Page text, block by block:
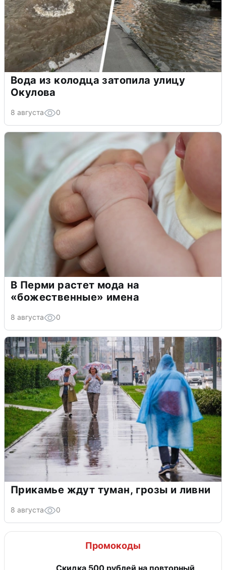
Вода из колодца затопила улицу
Окулова
8 августа 0
В Перми растет мода на
«божественные» имена
8 августа 0
Прикамье ждут туман, грозы и ливни
8 августа 0
Промокоды